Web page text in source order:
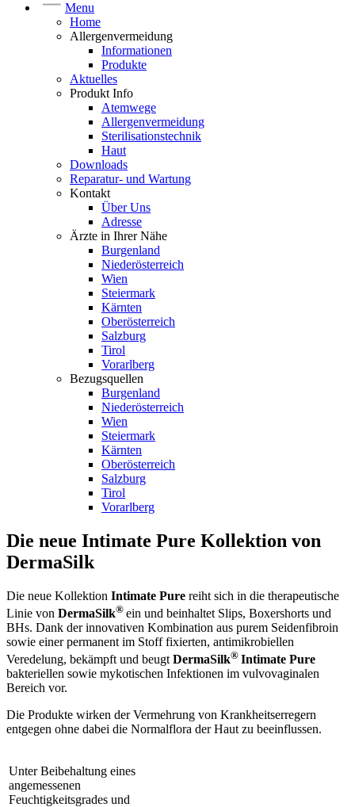
Menu
Home
Allergenvermeidung
Informationen
Produkte
Aktuelles
Produkt Info
Atemwege
Allergenvermeidung
Sterilisationstechnik
Haut
Downloads
Reparatur- und Wartung
Kontakt
Über Uns
Adresse
Ärzte in Ihrer Nähe
Burgenland
Niederösterreich
Wien
Steiermark
Kärnten
Oberösterreich
Salzburg
Tirol
Vorarlberg
Bezugsquellen
Burgenland
Niederösterreich
Wien
Steiermark
Kärnten
Oberösterreich
Salzburg
Tirol
Vorarlberg
Die neue Intimate Pure Kollektion von
DermaSilk
Die neue Kollektion Intimate Pure reiht sich in die therapeutische
Linie von DermaSilk® ein und beinhaltet Slips, Boxershorts und
BHs. Dank der innovativen Kombination aus purem Seidenfibroin
sowie einer permanent im Stoff fixierten, antimikrobiellen
Veredelung, bekämpft und beugtDermaSilk® Intimate Pure
bakteriellen sowie mykotischen Infektionen im vulvovaginalen
Bereich vor.
Die Produkte wirken der Vermehrung von Krankheitserregern
entgegen ohne dabei die Normalflora der Haut zu beeinflussen.
Unter Beibehaltung eines
angemessenen
Feuchtigkeitsgrades und